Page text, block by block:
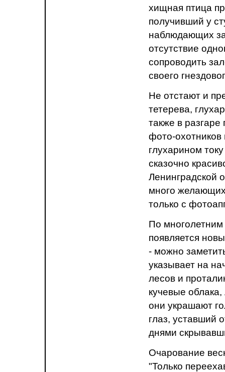
хищная птица
получивший у
наблюдающих
отсутствие
сопроводить
своего
Не отстают и
тетерева,
также в разгаре
фото-
глухарином
сказочно
Ленинградской
много желающих
только с
По
появляется
- можно
указывает на
лесов и
кучевые
они украшают
глаз, уставший
днями
Очарование
"Только